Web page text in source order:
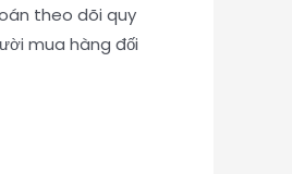
theo dõi quy
mua hàng đối